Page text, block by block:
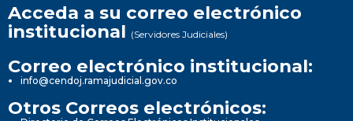
Acceda a su correo electrónico
institucional (Servidores Judiciales)
Correo electrónico institucional:
info@cendoj.ramajudicial.gov.co
Otros Correos electrónicos: